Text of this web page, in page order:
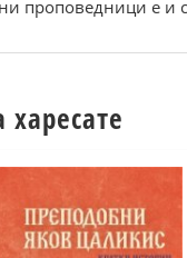
проповедници е и